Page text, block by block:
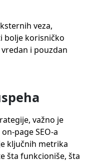
veza,
bolje korisničko
i pouzdan
važno je
page SEO-a
ključnih metrika
šta funkcioniše, šta